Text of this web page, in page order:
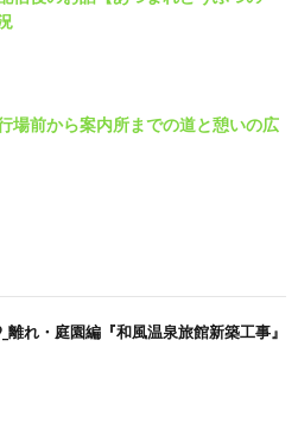
場前から案内所までの道と憩いの広
離れ・庭園編『和風温泉旅館新築工事』